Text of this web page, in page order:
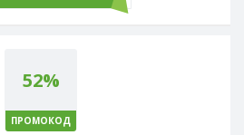
52%
ПРОМОКОД